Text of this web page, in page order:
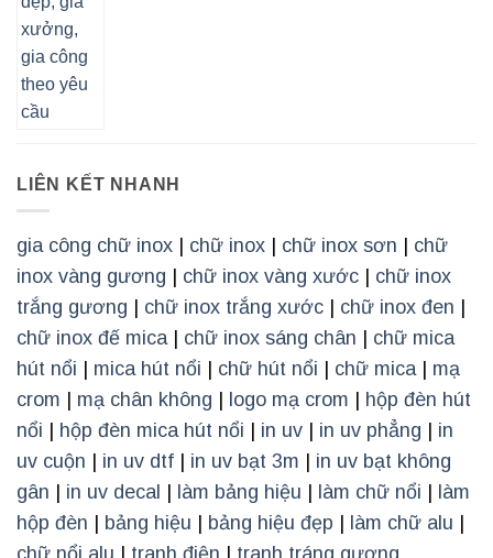
LIÊN KẾT NHANH
gia công chữ inox chữ inox chữ inox sơn
chữ
inox vàng gương
chữ inox vàng xước
chữ inox
trắng gương
chữ inox trắng xước chữ inox đen
chữ inox đế mica| chữ inox sáng chân
chữ mica
hút nổi
mica hút nổi chữ hút nổi chữ mica| mạ
crom
mạ chân không logo mạ crom
hộp đèn hút
nổi
hộp đèn mica hút nổi in uv in uv phẳng
in
uv cuộn
in uv dtf in uv bạt 3m
in uv bạt không
gân
in uv decal làm bảng hiệu làm chữ nổi
làm
hộp đèn
bảng hiệu bảng hiệu đẹp làm chữ alu